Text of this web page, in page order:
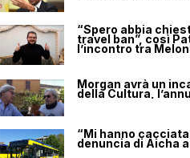
“Spero abbia
travel ban”, così
l’incontro tra
Morgan avrà un
della Cultura,
“Mi hanno
denuncia di Aicha